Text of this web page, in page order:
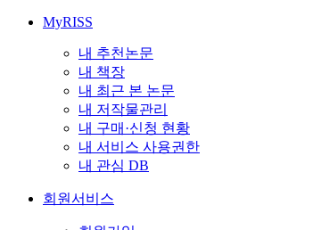
MyRISS
내 추천논문
내 책장
내 최근 본 논문
내 저작물관리
내 구매·신청 현황
내 서비스 사용권한
내 관심 DB
회원서비스